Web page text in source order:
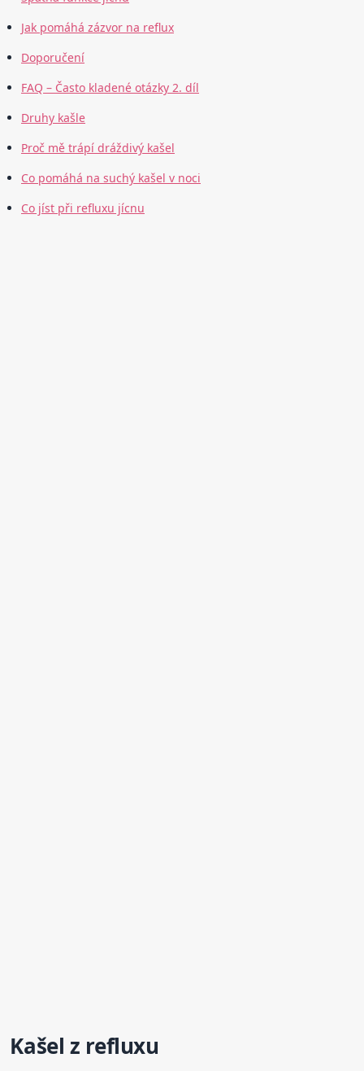
Jak pomáhá zázvor na reflux
Doporučení
FAQ – Často kladené otázky 2. díl
Druhy kašle
Proč mě trápí dráždivý kašel
Co pomáhá na suchý kašel v noci
Co jíst při refluxu jícnu
Kašel z refluxu